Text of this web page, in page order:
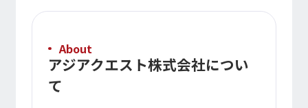
About
アジアクエスト株式会社につい
て